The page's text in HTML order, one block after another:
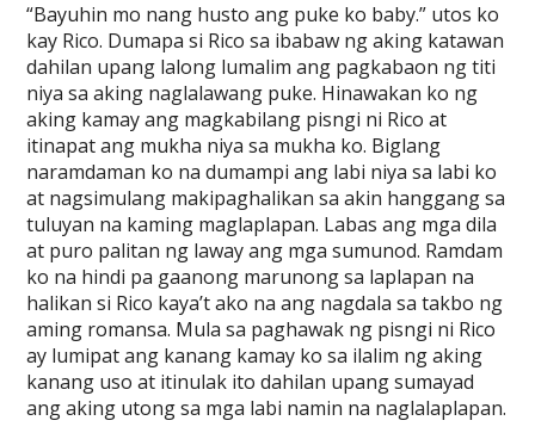
“Bayuhin mo nang husto ang puke ko baby.” utos ko
kay Rico. Dumapa si Rico sa ibabaw ng aking katawan
dahilan upang lalong lumalim ang pagkabaon ng titi
niya sa aking naglalawang puke. Hinawakan ko ng
aking kamay ang magkabilang pisngi ni Rico at
itinapat ang mukha niya sa mukha ko. Biglang
naramdaman ko na dumampi ang labi niya sa labi ko
at nagsimulang makipaghalikan sa akin hanggang sa
tuluyan na kaming maglaplapan. Labas ang mga dila
at puro palitan ng laway ang mga sumunod. Ramdam
ko na hindi pa gaanong marunong sa laplapan na
halikan si Rico kaya’t ako na ang nagdala sa takbo ng
aming romansa. Mula sa paghawak ng pisngi ni Rico
ay lumipat ang kanang kamay ko sa ilalim ng aking
kanang uso at itinulak ito dahilan upang sumayad
ang aking utong sa mga labi namin na naglalaplapan.